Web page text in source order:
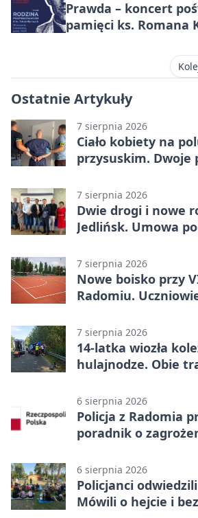
Prawda – koncert
pamięci ks. Romana
Ostatnie Artykuły
7 sierpnia 2026
Ciało kobiety na
przysuskim. Dwoje
7 sierpnia 2026
Dwie drogi i nowe
Jedlińsk. Umowa
7 sierpnia 2026
Nowe boisko przy
Radomiu.
7 sierpnia 2026
14-latka wiozła
hulajnodze. Obie
6 sierpnia 2026
Policja z Radomia
poradnik o
6 sierpnia 2026
Policjanci
Mówili o hejcie i